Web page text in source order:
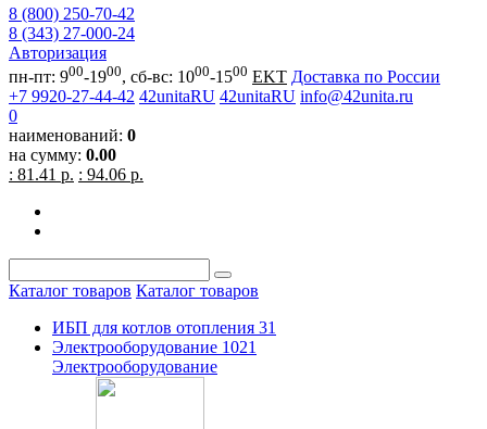
8 (800) 250-70-42
8 (343) 27-000-24
Авторизация
пн-пт: 900-1900, сб-вс: 1000-1500 EKT Доставка по России
+7 9920-27-44-42 42unitaRU 42unitaRU info@42unita.ru
0
наименований: 0
на сумму: 0.00
: 81.41 р. : 94.06 р.
Каталог товаров Каталог товаров
ИБП для котлов отопления 31
Электрооборудование 1021
Электрооборудование